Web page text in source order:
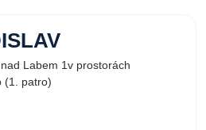
Labem 1v prostorách
(1. patro)